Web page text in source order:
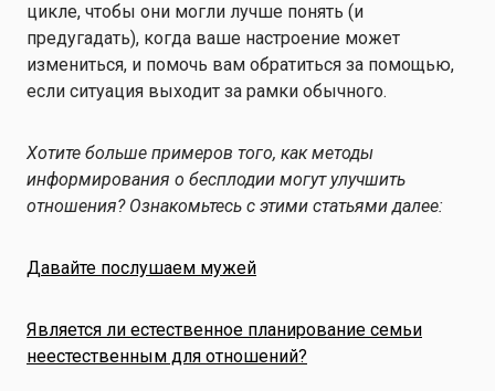
цикле, чтобы они могли лучше понять (и
предугадать), когда ваше настроение может
измениться, и помочь вам обратиться за помощью,
если ситуация выходит за рамки обычного.
Хотите больше примеров того, как методы
информирования о бесплодии могут улучшить
отношения? Ознакомьтесь с этими статьями далее:
Давайте послушаем мужей
Является ли естественное планирование семьи
неестественным для отношений?